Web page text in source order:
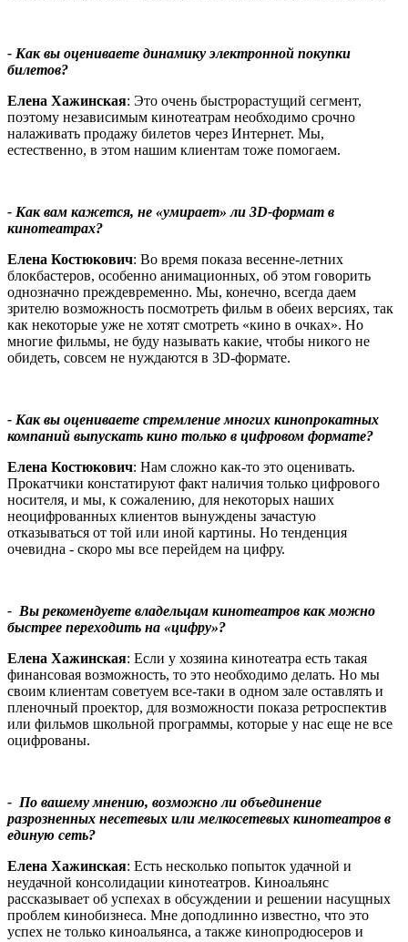
- Как вы оцениваете динамику электронной покупки
билетов?
Елена Хажинская: Это очень быстрорастущий сегмент,
поэтому независимым кинотеатрам необходимо срочно
налаживать продажу билетов через Интернет. Мы,
естественно, в этом нашим клиентам тоже помогаем.
- Как вам кажется, не «умирает» ли 3D-формат в
кинотеатрах?
Елена Костюкович: Во время показа весенне-летних
блокбастеров, особенно анимационных, об этом говорить
однозначно преждевременно. Мы, конечно, всегда даем
зрителю возможность посмотреть фильм в обеих версиях, так
как некоторые уже не хотят смотреть «кино в очках». Но
многие фильмы, не буду называть какие, чтобы никого не
обидеть, совсем не нуждаются в 3D-формате.
- Как вы оцениваете стремление многих кинопрокатных
компаний выпускать кино только в цифровом формате?
Елена Костюкович: Нам сложно как-то это оценивать.
Прокатчики констатируют факт наличия только цифрового
носителя, и мы, к сожалению, для некоторых наших
неоцифрованных клиентов вынуждены зачастую
отказываться от той или иной картины. Но тенденция
очевидна - скоро мы все перейдем на цифру.
- Вы рекомендуете владельцам кинотеатров как можно
быстрее переходить на «цифру»?
Елена Хажинская: Если у хозяина кинотеатра есть такая
финансовая возможность, то это необходимо делать. Но мы
своим клиентам советуем все-таки в одном зале оставлять и
пленочный проектор, для возможности показа ретроспектив
или фильмов школьной программы, которые у нас еще не все
оцифрованы.
- По вашему мнению, возможно ли объединение
разрозненных несетевых или мелкосетевых кинотеатров в
единую сеть?
Елена Хажинская: Есть несколько попыток удачной и
неудачной консолидации кинотеатров. Киноальянс
рассказывает об успехах в обсуждении и решении насущных
проблем кинобизнеса. Мне доподлинно известно, что это
успех не только киноальянса, а также кинопродюсеров и